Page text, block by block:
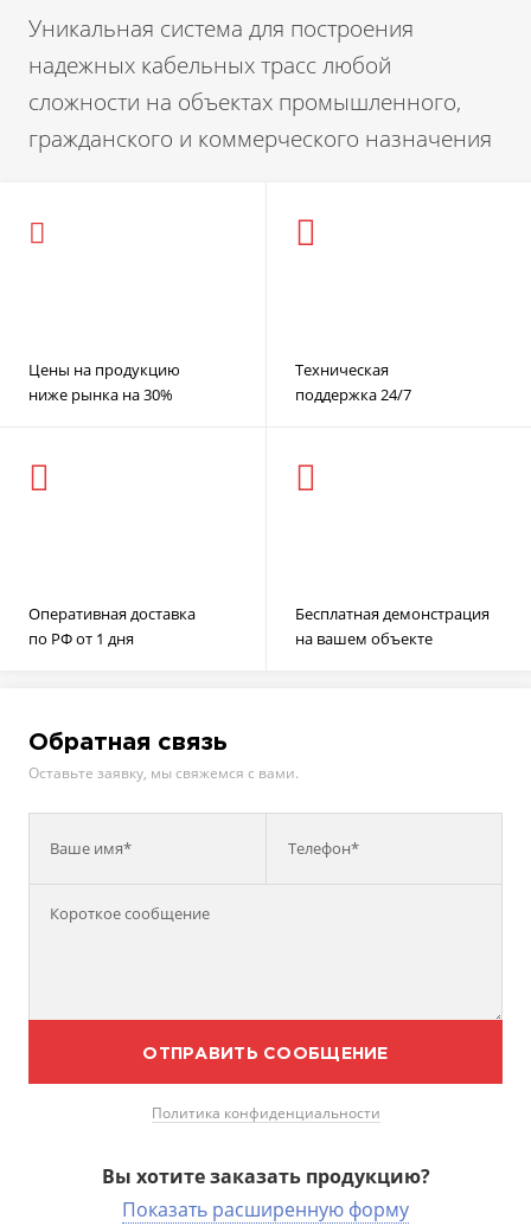
Уникальная система для построения
надежных кабельных трасс любой
сложности на объектах промышленного,
гражданского и коммерческого назначения
Цены на продукцию
ниже рынка на 30%
Техническая
поддержка 24/7
Оперативная доставка
по РФ от 1 дня
Бесплатная демонстрация
на вашем объекте
Обратная связь
Оставьте заявку, мы свяжемся с вами.
Ваше имя* Телефон*
ОТПРАВИТЬ СООБЩЕНИЕ
Вы хотите заказать продукцию?
Показать расширенную форму
Политика конфиденциальности